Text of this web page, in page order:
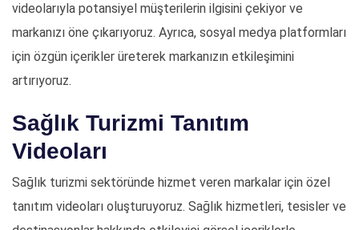
videolarıyla potansiyel müşterilerin ilgisini çekiyor ve
markanızı öne çıkarıyoruz. Ayrıca, sosyal medya platformları
için özgün içerikler üreterek markanızın etkileşimini
artırıyoruz.
Sağlık Turizmi Tanıtım
Videoları
Sağlık turizmi sektöründe hizmet veren markalar için özel
tanıtım videoları oluşturuyoruz. Sağlık hizmetleri, tesisler ve